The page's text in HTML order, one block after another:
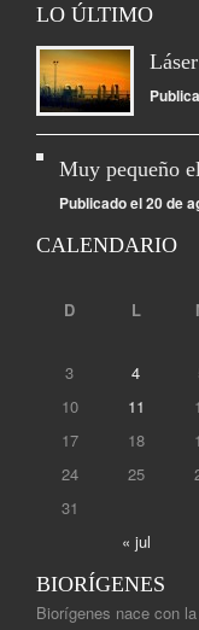
LO ÚLTIMO
Muy pequeño
Publicado el 20 de
CALENDARIO
D
L
« jul
3
4
10
11
17
18
24
25
31
BIORÍGENES
Biorígenes nace con